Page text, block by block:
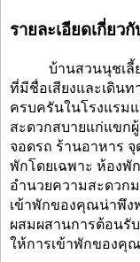
รายละเอียดเกี่ยว
บ้านสวนนุชเลี้ยง
ที่มีชื่อเสียงและเดินท
ครบครันในโรงแรม
สะดวกสบายแก่แขก
จอดรถ ร้านอาหาร
พักโดยเฉพาะ ห้องพั
อำนวยความสะดวก
เข้าพักของคุณน่าพึง
ผสมผสานการต้อนรั
ให้การเข้าพักของคุ